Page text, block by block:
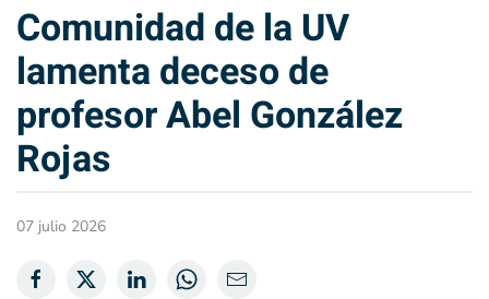
Comunidad de la UV
lamenta deceso de
profesor Abel González
Rojas
07 julio 2026